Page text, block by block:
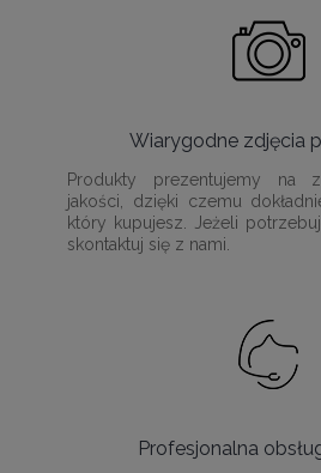
Wiarygodne zdjęcia
Produkty prezentujemy na
jakości, dzięki czemu
który kupujesz. Jeżeli
skontaktuj się z nami.
Profesjonalna